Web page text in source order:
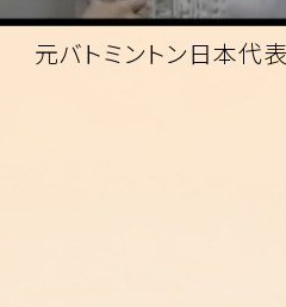
元バトミントン日本代